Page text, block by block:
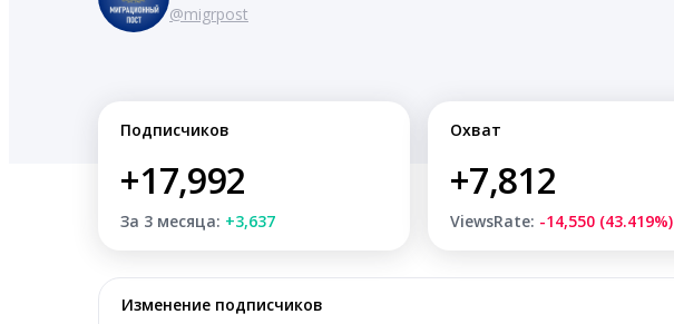
@migrpost
Подписчиков
+17,992
За 3 месяца: +3,637
Охват
+7,812
ViewsRate: -14,550 (43.419%)
Изменение подписчиков